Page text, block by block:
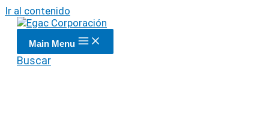
Ir al contenido
Main Menu
Buscar